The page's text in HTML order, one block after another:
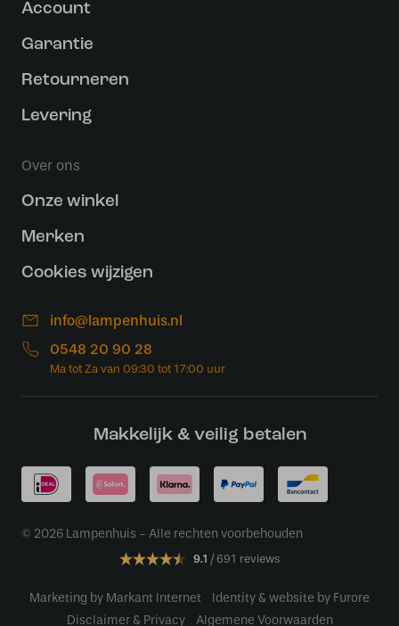
Account
Garantie
Retourneren
Levering
Over ons
Onze winkel
Merken
Cookies wijzigen
info@lampenhuis.nl
0548 20 90 28
Makkelijk & veilig betalen
© 2026 Lampenhuis - Alle rechten voorbehouden
9.1 691 reviews
Marketing by Markant Internet
Identity & website by Furore
Disclaimer & Privacy
Algemene Voorwaarden